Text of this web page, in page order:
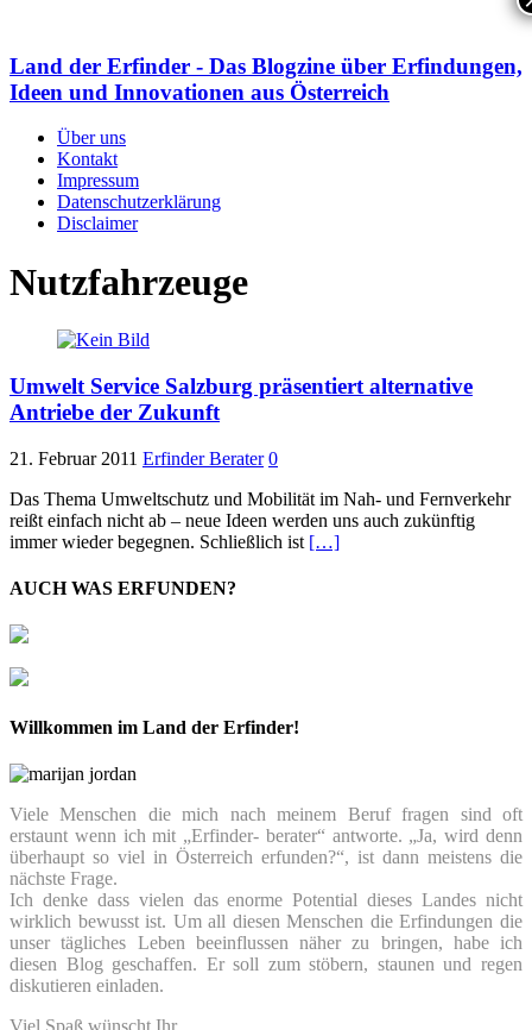
Land der Erfinder - Das Blogzine über Erfindungen,
Ideen und Innovationen aus Österreich
Über uns
Kontakt
Impressum
Datenschutzerklärung
Disclaimer
Nutzfahrzeuge
Umwelt Service Salzburg präsentiert alternative
Antriebe der Zukunft
21. Februar 2011 Erfinder Berater 0
Das Thema Umweltschutz und Mobilität im Nah- und Fernverkehr
reißt einfach nicht ab – neue Ideen werden uns auch zukünftig
immer wieder begegnen. Schließlich ist […]
AUCH WAS ERFUNDEN?
Willkommen im Land der Erfinder!
Viele Menschen die mich nach meinem Beruf fragen sind oft
erstaunt wenn ich mit „Erfinder- berater“ antworte. „Ja, wird denn
überhaupt so viel in Österreich erfunden?“, ist dann meistens die
nächste Frage.
Ich denke dass vielen das enorme Potential dieses Landes nicht
wirklich bewusst ist. Um all diesen Menschen die Erfindungen die
unser tägliches Leben beeinflussen näher zu bringen, habe ich
diesen Blog geschaffen. Er soll zum stöbern, staunen und regen
diskutieren einladen.
Viel Spaß wünscht Ihr